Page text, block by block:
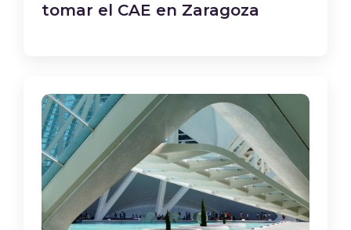
tomar el CAE en Zaragoza